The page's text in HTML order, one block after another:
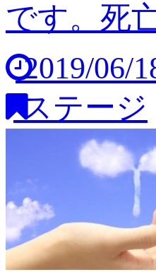
です。死
2019/06/
ステージ